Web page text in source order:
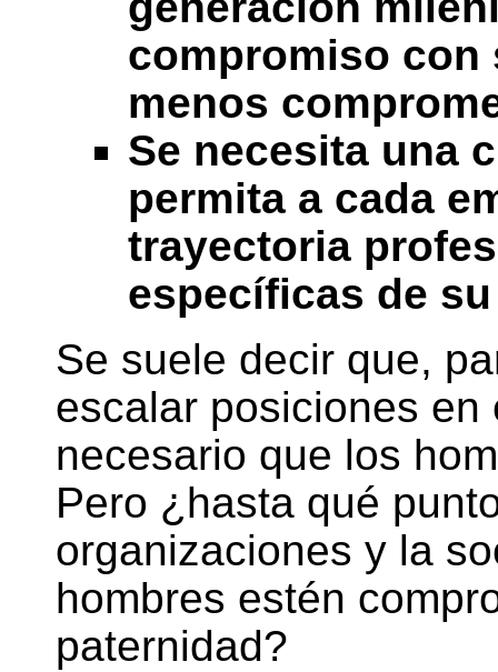
compromiso con
menos
Se necesita una
permita a cada
trayectoria
específicas de
Se suele decir que,
escalar posiciones
necesario que los
Pero ¿hasta qué
organizaciones y la
hombres estén
paternidad?